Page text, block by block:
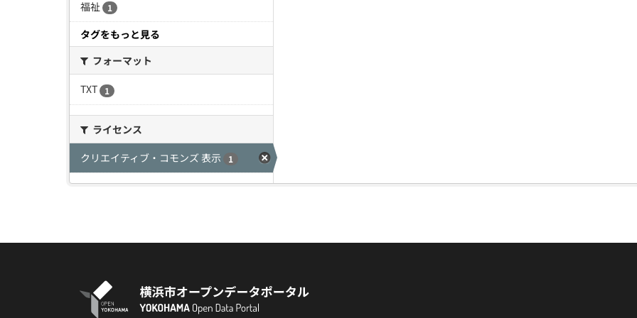
福祉 1
タグをもっと見る
フォーマット
TXT
1
ライセンス
クリエイティブ・コモンズ 表示
1